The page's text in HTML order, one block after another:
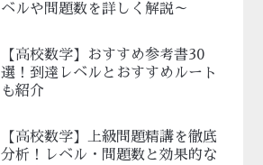
ベルや問題数を詳しく解説～
【高校数学】おすすめ参考書30
選！到達レベルとおすすめルート
も紹介
【高校数学】上級問題精講を徹底
分析！レベル・問題数と効果的な